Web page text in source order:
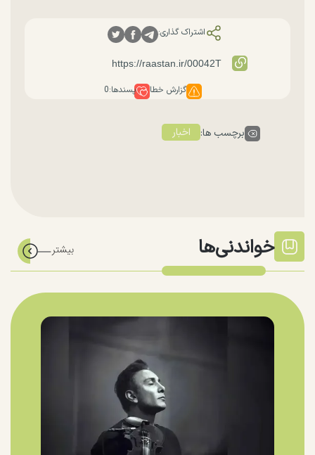
اشتراک گذاری:
گزارش خطا پسندها:0
برچسب ها: اخبار
خواندنی‌ها